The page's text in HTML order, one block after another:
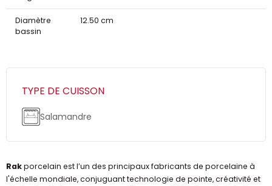
Diamètre
bassin
12.50 cm
TYPE DE CUISSON
Salamandre
Rakporcelain est l’un des principaux fabricants de porcelaine à
l'échelle mondiale, conjuguant technologie de pointe, créativité et